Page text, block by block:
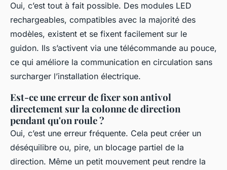
Oui, c’est tout à fait possible. Des modules LED
rechargeables, compatibles avec la majorité des
modèles, existent et se fixent facilement sur le
guidon. Ils s’activent via une télécommande au pouce,
ce qui améliore la communication en circulation sans
surcharger l’installation électrique.
Est-ce une erreur de fixer son antivol
directement sur la colonne de direction
pendant qu'on roule ?
Oui, c’est une erreur fréquente. Cela peut créer un
déséquilibre ou, pire, un blocage partiel de la
direction. Même un petit mouvement peut rendre la